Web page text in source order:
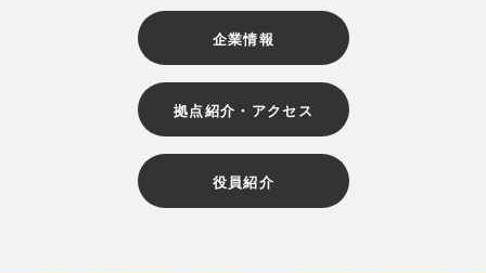
企業情報
拠点紹介・アクセス
役員紹介